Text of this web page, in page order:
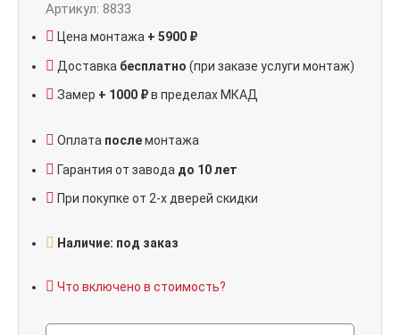
Артикул: 8833
Цена монтажа + 5900 ₽
Доставка бесплатно (при заказе услуги монтаж)
Замер + 1000 ₽в пределах МКАД
Оплата послемонтажа
Гарантия от завода до 10 лет
При покупке от 2-х дверей скидки
Наличие: под заказ
Что включено в стоимость?